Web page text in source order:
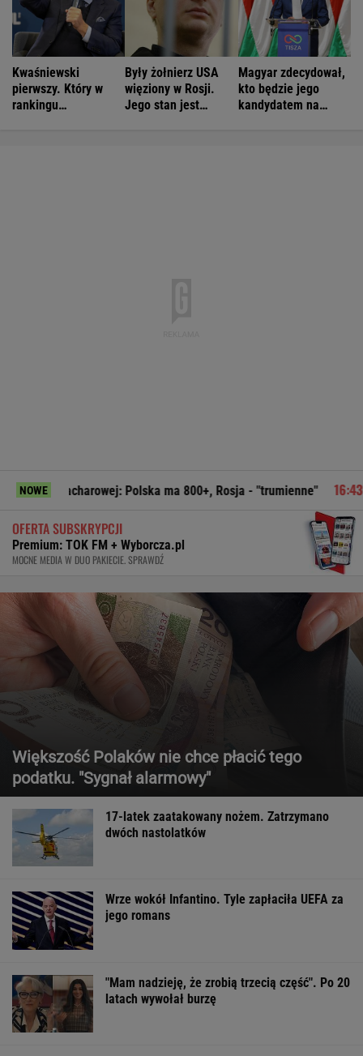
Kwaśniewski
pierwszy. Który w
rankingu
Były żołnierz USA
więziony w Rosji.
Jego stan jest
Magyar zdecydował,
kto będzie jego
kandydatem na
NOWE
Polska ma 800+, Rosja - "trumienne" Pudło sezonu i
OFERTA SUBSKRYPCJI
Premium: TOK FM + Wyborcza.pl
MOCNE MEDIA W DUO PAKIECIE. SPRAWDŹ
Większość Polaków nie chce płacić tego
podatku. "Sygnał alarmowy"
17-latek zaatakowany nożem. Zatrzymano
dwóch nastolatków
Wrze wokół Infantino. Tyle zapłaciła UEFA za
jego romans
"Mam nadzieję, że zrobią trzecią część". Po 20
latach wywołał burzę